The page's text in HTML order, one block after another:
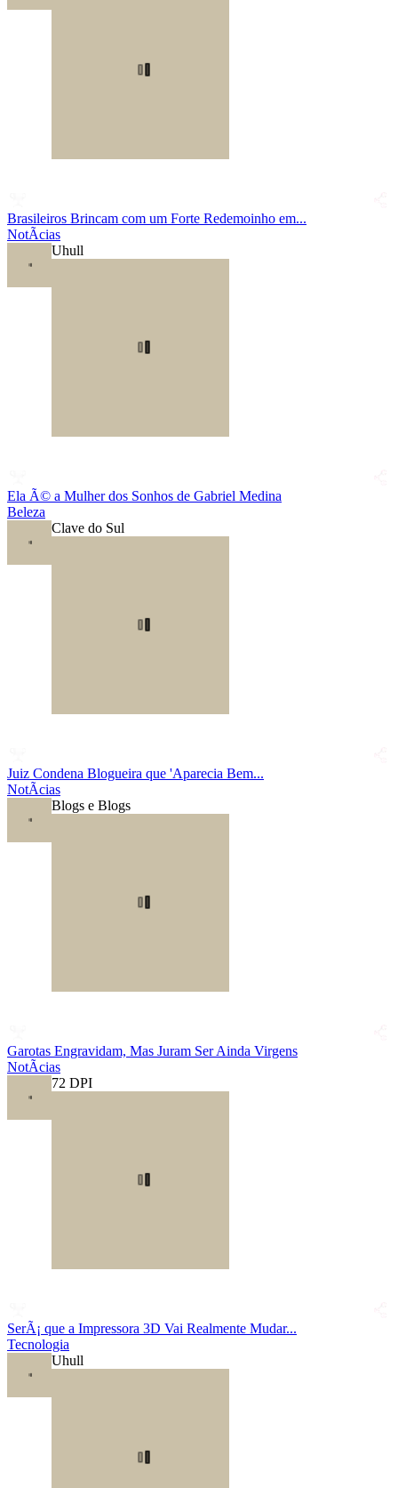
Brasileiros Brincam com um Forte Redemoinho em...
NotÃ­cias
Uhull
Ela Ã© a Mulher dos Sonhos de Gabriel Medina
Beleza
Clave do Sul
Juiz Condena Blogueira que 'Aparecia Bem...
NotÃ­cias
Blogs e Blogs
Garotas Engravidam, Mas Juram Ser Ainda Virgens
NotÃ­cias
72 DPI
SerÃ¡ que a Impressora 3D Vai Realmente Mudar...
Tecnologia
Uhull